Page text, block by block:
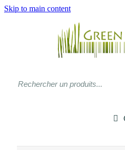
Skip to main content